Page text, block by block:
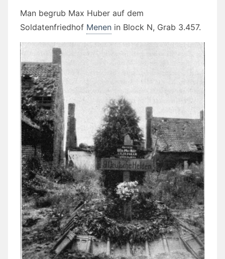
Man begrub Max Huber auf dem
Soldatenfriedhof Menen in Block N, Grab 3.457.